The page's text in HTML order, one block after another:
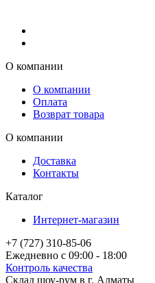
О компании
О компании
Оплата
Возврат товара
О компании
Доставка
Контакты
Каталог
Интернет-магазин
+7 (727) 310-85-06
Ежедневно с 09:00 - 18:00
Контроль качества
Склад шоу-рум в г. Алматы